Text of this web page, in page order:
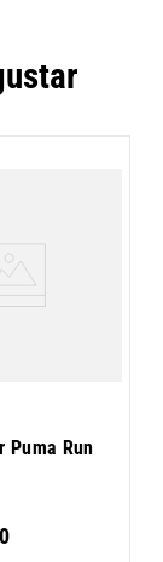
Puma Run